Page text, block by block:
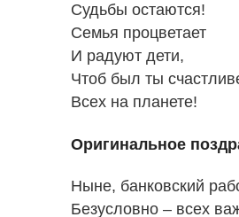
Судьбы остаются!
Семья процветает
И радуют дети,
Чтоб был ты
Всех на планете!
Оригинальное
Ныне, банковский
Безусловно – всех